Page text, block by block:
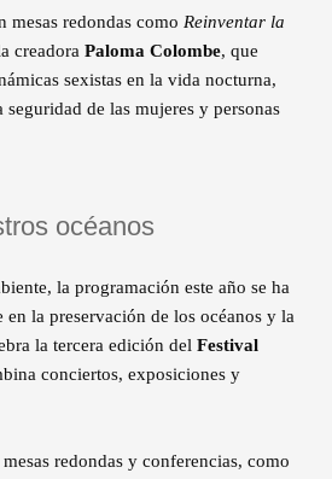
mesas redondas como Reinventar la
creadora Paloma Colombe, que
sexistas en la vida nocturna,
seguridad de las mujeres y personas
océanos
la programación este año se ha
en la preservación de los océanos y la
la tercera edición del Festival
conciertos, exposiciones y
redondas y conferencias, como